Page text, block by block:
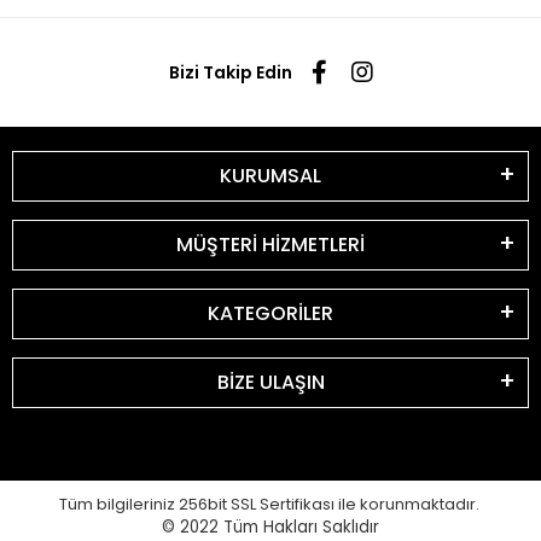
Bizi Takip Edin
KURUMSAL
MÜŞTERİ HİZMETLERİ
KATEGORİLER
BİZE ULAŞIN
Tüm bilgileriniz 256bit SSL Sertifikası ile korunmaktadır.
© 2022 Tüm Hakları Saklıdır